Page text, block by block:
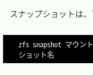
スナップショットは、
zfs snapshot マウン